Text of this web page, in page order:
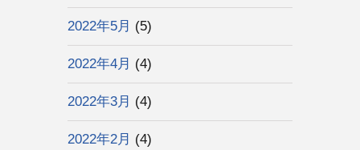
2022年5月 (5)
2022年4月 (4)
2022年3月 (4)
2022年2月 (4)